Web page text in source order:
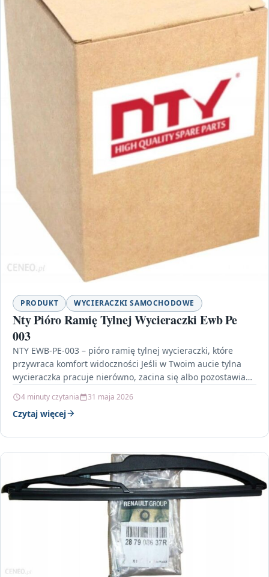
PRODUKT WYCIERACZKI SAMOCHODOWE
Nty Pióro Ramię Tylnej Wycieraczki Ewb Pe
003
NTY EWB-PE-003 – pióro ramię tylnej wycieraczki, które
przywraca komfort widoczności Jeśli w Twoim aucie tylna
wycieraczka pracuje nierówno, zacina się albo pozostawia
4 minuty czytania 31 maja 2026
Czytaj więcej